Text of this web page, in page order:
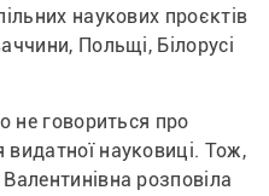
наукових проєктів
Польщі, Білорусі
не говориться про
видатної науковиці. Тож,
розповіла